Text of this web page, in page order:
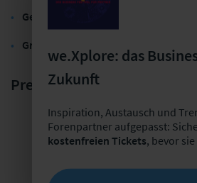
Gestell:
Griff:
Preis:14,90 EUR
we.Xplore: das
Zukunft
Inspiration, Austausch und
Forenpartner aufgepasst:
kostenfreien Tickets, bevor